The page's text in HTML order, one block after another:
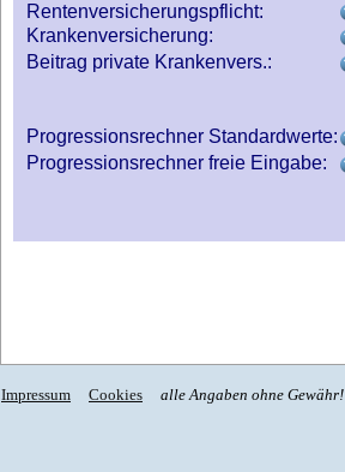
Rentenversicherungspflicht:
Krankenversicherung:
Beitrag private Krankenvers.:
Progressionsrechner Standardwerte:
Progressionsrechner freie Eingabe:
Impressum Cookies alle Angaben ohne Gewähr!